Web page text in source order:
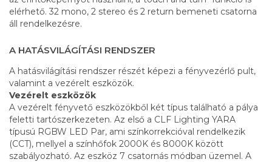
elérhető. 32 mono, 2 stereo és 2 return bemeneti csatorna
áll rendelkezésre.
A HATÁSVILÁGÍTÁSI RENDSZER
A hatásvilágítási rendszer részét képezi a fényvezérlő pult,
valamint a vezérelt eszközök.
Vezérelt eszközök
A vezérelt fényvető eszközökből két típus található a pálya
feletti tartószerkezeten. Az első a CLF Lighting YARA
típusú RGBW LED Par, ami színkorrekcióval rendelkezik
(CCT), mellyel a színhőfok 2000K és 8000K között
szabályozható. Az eszköz 7 csatornás módban üzemel. A